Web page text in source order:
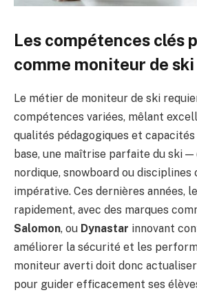
Les compétences clés
comme moniteur de
Le métier de moniteur de ski
compétences variées, mêlant
qualités pédagogiques et capacités
base, une maîtrise parfaite du ski —
nordique, snowboard ou disciplines
impérative. Ces dernières années,
rapidement, avec des marques
Salomon, ou Dynastar innovant
améliorer la sécurité et les
moniteur averti doit donc actualiser
pour guider efficacement ses